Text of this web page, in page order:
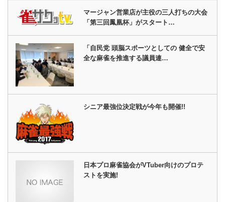
マージャン営業店が主役の三人打ちの大会
「第三回鳳凰杯」がスタート…
「自民党 頭脳スポーツとしての 健全で安
全な麻雀を推進する議員連…
シニア最強位決定戦が今年も開催!!
日本プロ麻雀協会がVTuber向けのプロテ
ストを実施!